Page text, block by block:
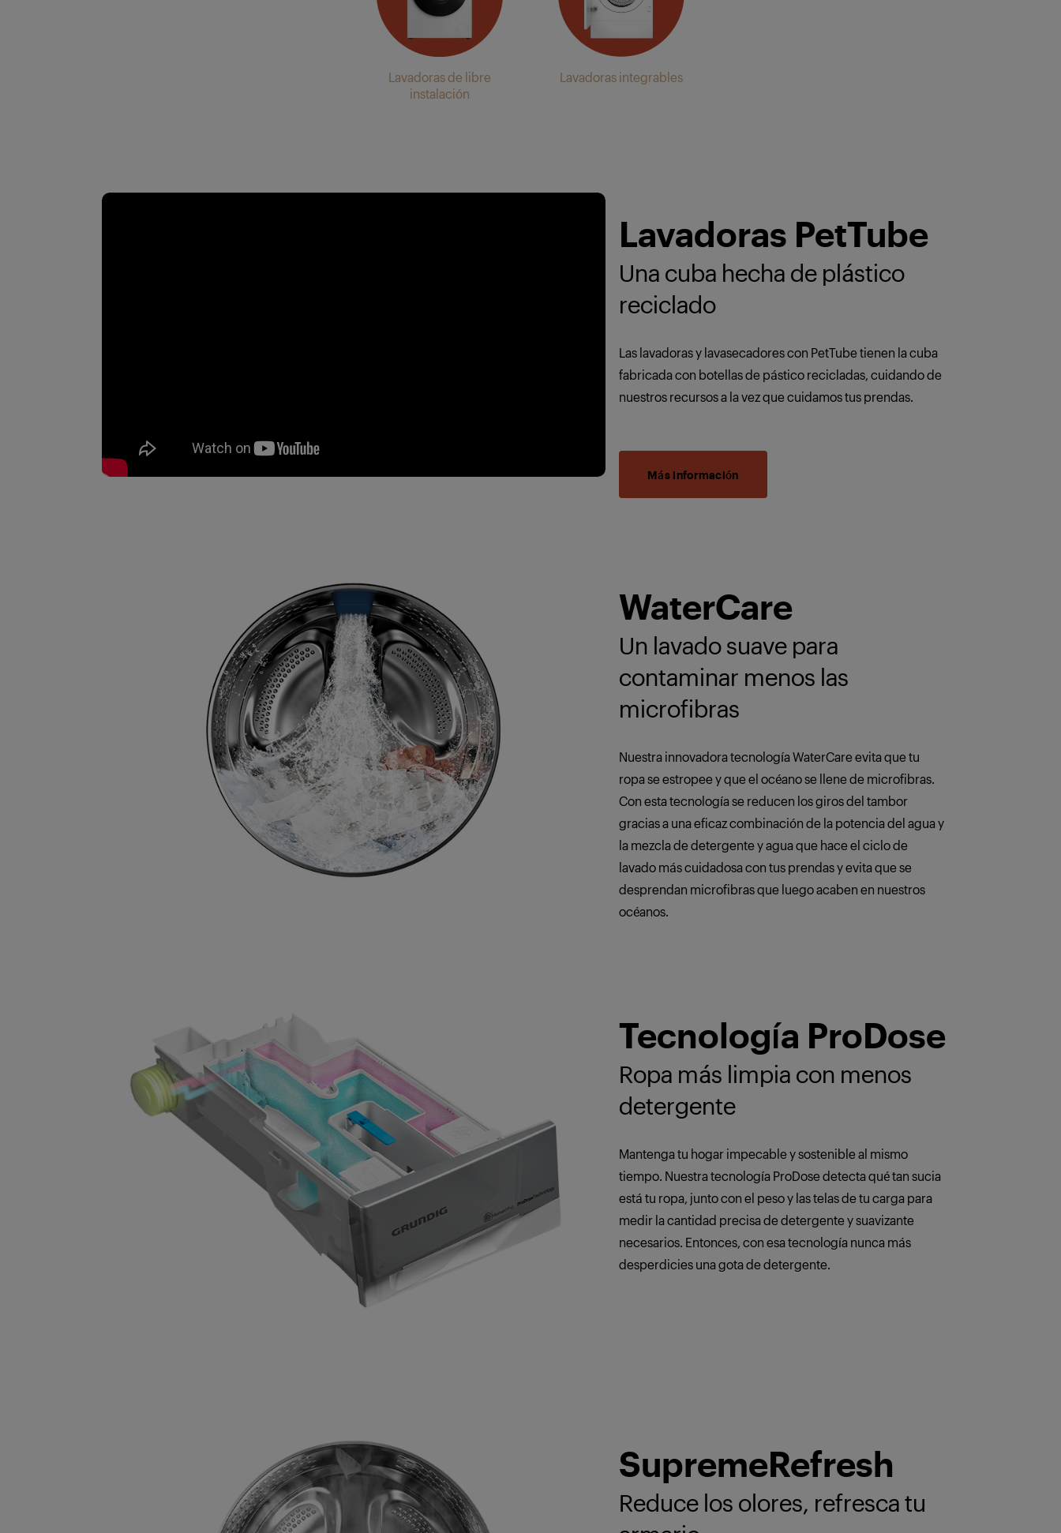
Lavadoras de libre
instalación
Lavadoras integrables
Lavadoras PetTube
Una cuba hecha de plástico
reciclado
Las lavadoras y lavasecadores con PetTube tienen la cuba
fabricada con botellas de pástico recicladas, cuidando de
nuestros recursos a la vez que cuidamos tus prendas.
Más información
WaterCare
Un lavado suave para
contaminar menos las
microfibras
Nuestra innovadora tecnología WaterCare evita que tu
ropa se estropee y que el océano se llene de microfibras.
Con esta tecnología se reducen los giros del tambor
gracias a una eficaz combinación de la potencia del agua y
la mezcla de detergente y agua que hace el ciclo de
lavado más cuidadosa con tus prendas y evita que se
desprendan microfibras que luego acaben en nuestros
océanos.
Tecnología ProDose
Ropa más limpia con menos
detergente
Mantenga tu hogar impecable y sostenible al mismo
tiempo. Nuestra tecnología ProDose detecta qué tan sucia
está tu ropa, junto con el peso y las telas de tu carga para
medir la cantidad precisa de detergente y suavizante
necesarios. Entonces, con esa tecnología nunca más
desperdicies una gota de detergente.
SupremeRefresh
Reduce los olores, refresca tu